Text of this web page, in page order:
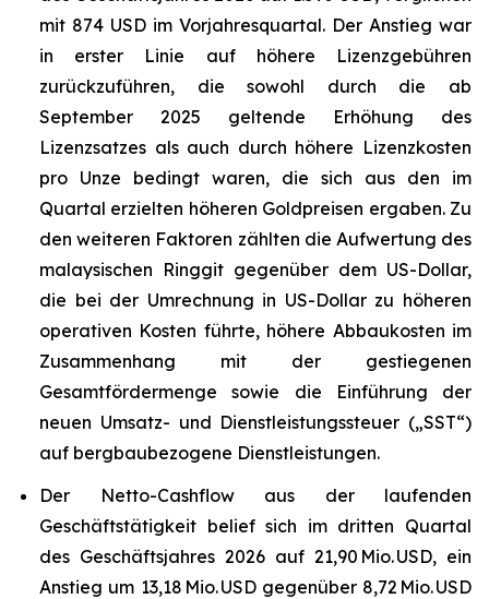
mit 874 USD im Vorjahresquartal. Der Anstieg war
in erster Linie auf höhere Lizenzgebühren
zurückzuführen, die sowohl durch die ab
September 2025 geltende Erhöhung des
Lizenzsatzes als auch durch höhere Lizenzkosten
pro Unze bedingt waren, die sich aus den im
Quartal erzielten höheren Goldpreisen ergaben. Zu
den weiteren Faktoren zählten die Aufwertung des
malaysischen Ringgit gegenüber dem US-Dollar,
die bei der Umrechnung in US-Dollar zu höheren
operativen Kosten führte, höhere Abbaukosten im
Zusammenhang mit der gestiegenen
Gesamtfördermenge sowie die Einführung der
neuen Umsatz- und Dienstleistungssteuer („SST“)
auf bergbaubezogene Dienstleistungen.
Der Netto-Cashflow aus der laufenden
Geschäftstätigkeit belief sich im dritten Quartal
des Geschäftsjahres 2026 auf 21,90 Mio. USD, ein
Anstieg um 13,18 Mio. USD gegenüber 8,72 Mio. USD